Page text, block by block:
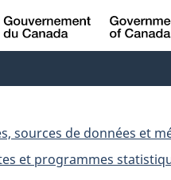
Passer
au
Passer
à
sources de données et
et programmes